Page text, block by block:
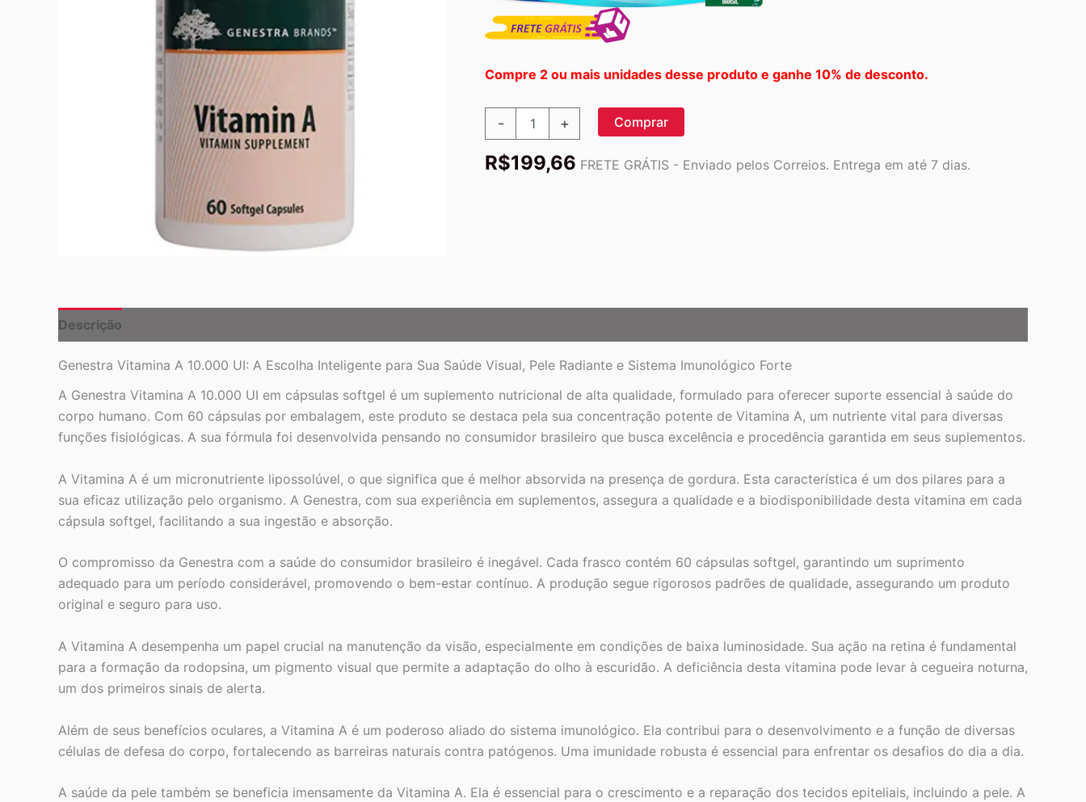
Compre 2 ou mais unidades desse produto e ganhe 10% de desconto.
-
10.000
e
quantidade
+ Comprar
R$199,66 FRETE GRÁTIS - Enviado pelos Correios. Entrega em até 7 dias.
Descrição
Genestra Vitamina A 10.000 UI: A Escolha Inteligente para Sua Saúde Visual, Pele Radiante e Sistema Imunológico Forte
A Genestra Vitamina A 10.000 UI em cápsulas softgel é um suplemento nutricional de alta qualidade, formulado para oferecer suporte essencial à saúde do
corpo humano. Com 60 cápsulas por embalagem, este produto se destaca pela sua concentração potente de Vitamina A, um nutriente vital para diversas
funções fisiológicas. A sua fórmula foi desenvolvida pensando no consumidor brasileiro que busca excelência e procedência garantida em seus suplementos.
A Vitamina A é um micronutriente lipossolúvel, o que significa que é melhor absorvida na presença de gordura. Esta característica é um dos pilares para a
sua eficaz utilização pelo organismo. A Genestra, com sua experiência em suplementos, assegura a qualidade e a biodisponibilidade desta vitamina em cada
cápsula softgel, facilitando a sua ingestão e absorção.
O compromisso da Genestra com a saúde do consumidor brasileiro é inegável. Cada frasco contém 60 cápsulas softgel, garantindo um suprimento
adequado para um período considerável, promovendo o bem-estar contínuo. A produção segue rigorosos padrões de qualidade, assegurando um produto
original e seguro para uso.
A Vitamina A desempenha um papel crucial na manutenção da visão, especialmente em condições de baixa luminosidade. Sua ação na retina é fundamental
para a formação da rodopsina, um pigmento visual que permite a adaptação do olho à escuridão. A deficiência desta vitamina pode levar à cegueira noturna,
um dos primeiros sinais de alerta.
Além de seus benefícios oculares, a Vitamina A é um poderoso aliado do sistema imunológico. Ela contribui para o desenvolvimento e a função de diversas
células de defesa do corpo, fortalecendo as barreiras naturais contra patógenos. Uma imunidade robusta é essencial para enfrentar os desafios do dia a dia.
A saúde da pele também se beneficia imensamente da Vitamina A. Ela é essencial para o crescimento e a reparação dos tecidos epiteliais, incluindo a pele. A